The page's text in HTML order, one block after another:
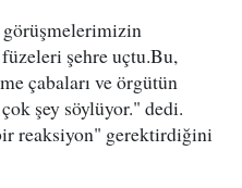
şehre uçtu.Bu,
çabaları ve örgütün
şey söylüyor." dedi.
reaksiyon" gerektirdiğini